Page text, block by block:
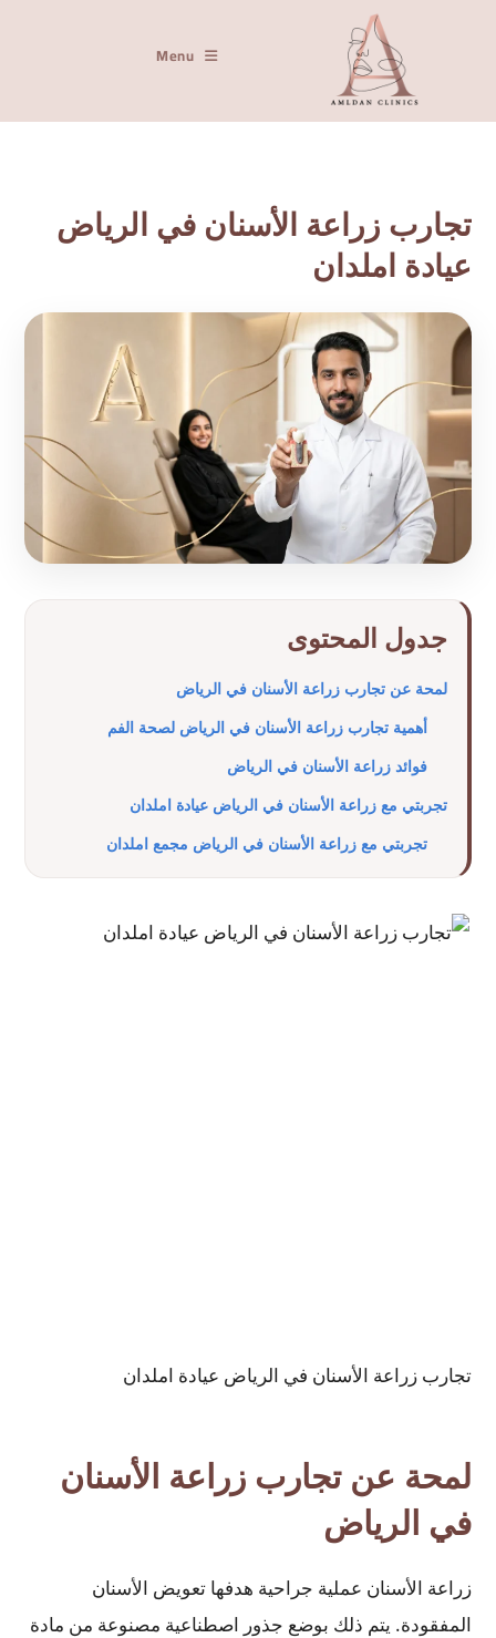
Menu
تجارب زراعة الأسنان في الرياض
عيادة املدان
جدول المحتوى
لمحة عن تجارب زراعة الأسنان في الرياض
أهمية تجارب زراعة الأسنان في الرياض لصحة الفم
فوائد زراعة الأسنان في الرياض
تجربتي مع زراعة الأسنان في الرياض عيادة املدان
تجربتي مع زراعة الأسنان في الرياض مجمع املدان
تجارب زراعة الأسنان في الرياض عيادة املدان
لمحة عن تجارب زراعة الأسنان
في الرياض
زراعة الأسنان عملية جراحية هدفها تعويض الأسنان
المفقودة. يتم ذلك بوضع جذور اصطناعية مصنوعة من مادة